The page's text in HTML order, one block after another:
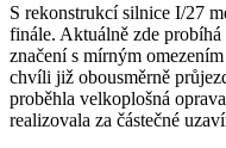
S rekonstrukcí silnice I/27
finále. Aktuálně zde
značení s mírným
chvíli již obousměrně
proběhla velkoplošná
realizovala za částečné